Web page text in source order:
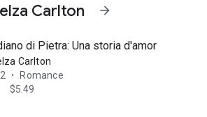
Carlton arrow_forward
di Pietra: Una storia d'amore con un
Carlton
•
Romance
$5.49